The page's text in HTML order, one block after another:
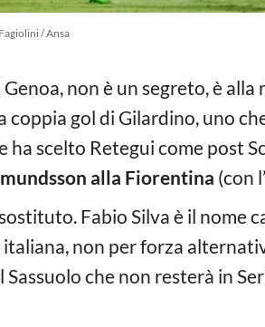
/ Ansa
non è un segreto, è alla
gol di Gilardino, uno
scelto Retegui come post
alla Fiorentina (con
Fabio Silva è il nome
non per forza
che non resterà in